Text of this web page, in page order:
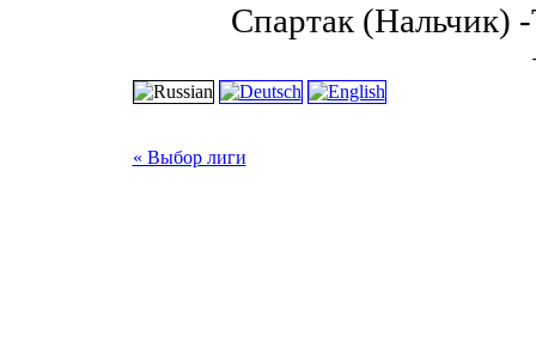
Спартак (Нальчик) -
« Выбор лиги